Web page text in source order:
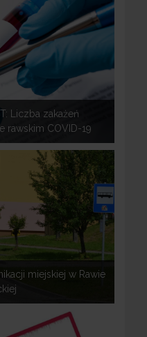
Liczba zakażeń
rawskim COVID-19
miejskiej w Rawie